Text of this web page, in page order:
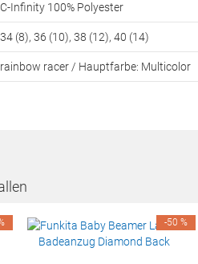
C-Infinity 100% Polyester
34 (8), 36 (10), 38 (12), 40 (14)
rainbow racer / Hauptfarbe: Multicolor
-50 %